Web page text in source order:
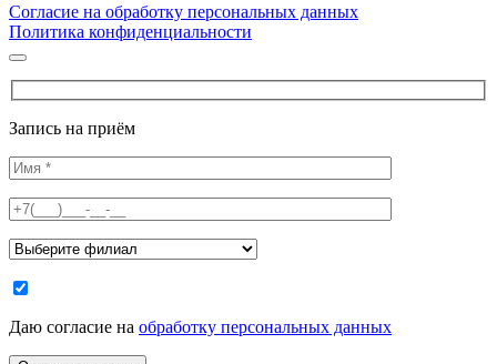
Согласие на обработку персональных данных
Политика конфиденциальности
Запись на приём
Даю согласие на обработку персональных данных